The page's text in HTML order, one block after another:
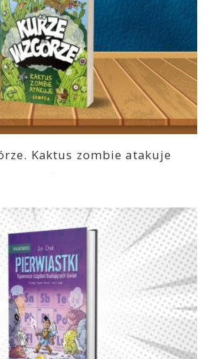
Kaktus zombie atakuje